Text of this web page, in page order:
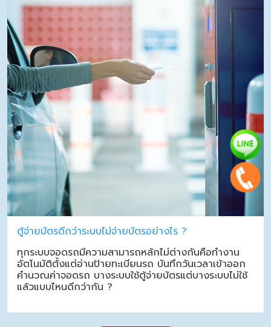
ตู้จ่ายบัตรดีกว่าระบบไม่จ่ายบัตรอย่างไร ?
ทุกระบบจอดรถมีความสามารถหลักไม่ต่างกันคือทำงาน
อัตโนมัติตั้งแต่อ่านป้ายทะเบียนรถ บันทึกวันเวลาเข้าออก
คำนวณค่าจอดรถ บางระบบใช้ตู้จ่ายบัตรแต่บางระบบไม่ใช้
แล้วแบบไหนดีกว่ากัน ?